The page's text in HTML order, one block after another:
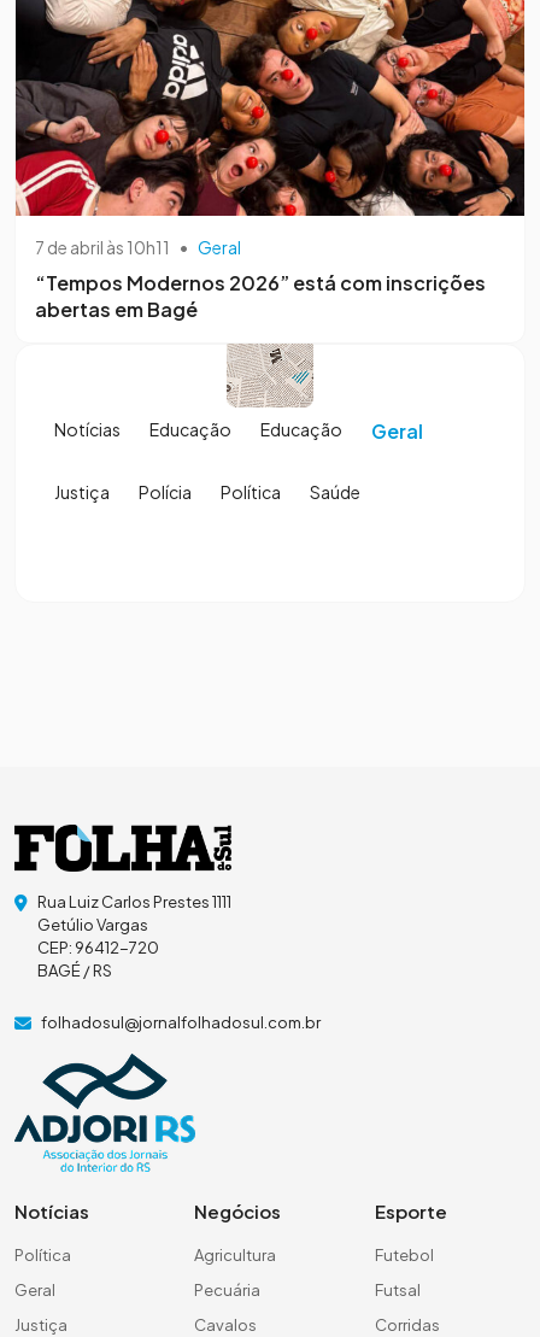
7 de abril às 10h11 • Geral
“Tempos Modernos 2026” está com inscrições
abertas em Bagé
Notícias Educação Educação Geral
Justiça Polícia Política Saúde
Rua Luiz Carlos Prestes 1111
Getúlio Vargas
CEP: 96412-720
BAGÉ / RS
folhadosul@jornalfolhadosul.com.br
Notícias
Política
Geral
Justiça
Negócios
Agricultura
Pecuária
Cavalos
Esporte
Futebol
Futsal
Corridas